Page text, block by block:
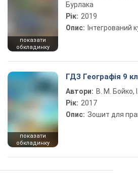
показати
обкладинку
Бурлака
Рік: 2019
Опис: Інтегрований
показати
обкладинку
ГДЗ Географія 9
Автори: В. М. Бойко,
Рік: 2017
Опис: Зошит для